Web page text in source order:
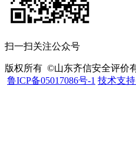
扫一扫关注公众号
版权所有 ©山东齐信安全评价
鲁ICP备05017086号-1 技术支